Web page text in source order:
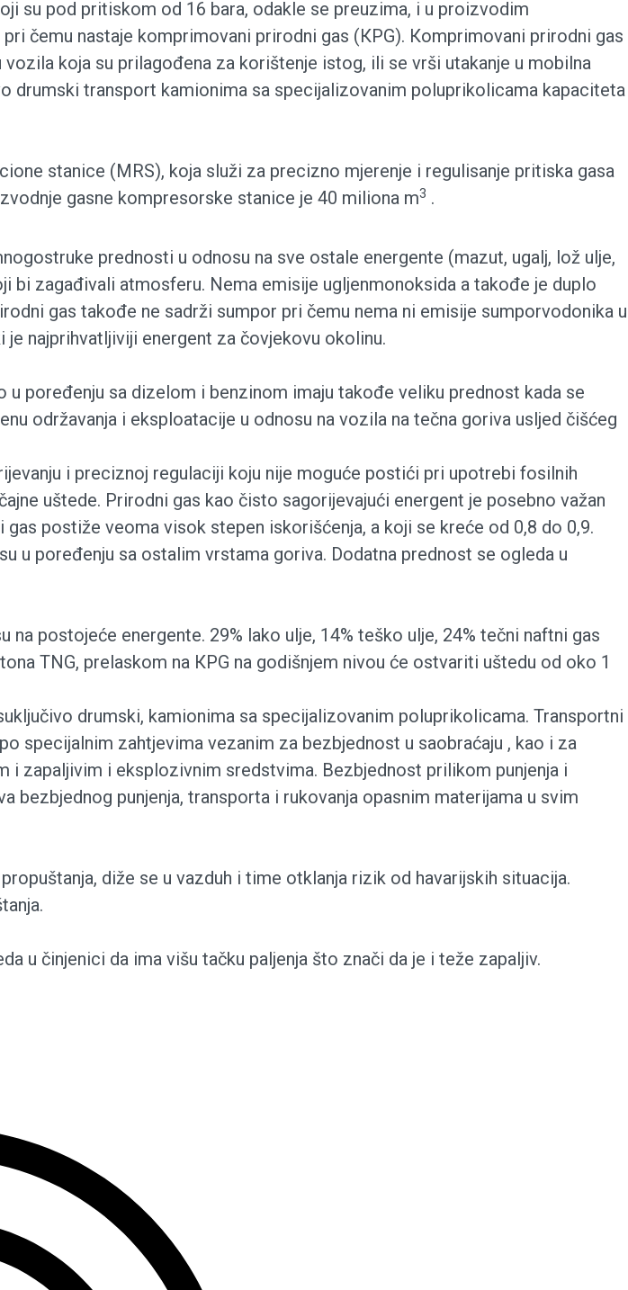
su pod pritiskom od 16 bara, odakle se preuzima, i u proizvodim
čemu nastaje komprimovani prirodni gas (КPG). Кomprimovani prirodni gas
koja su prilagođena za korištenje istog, ili se vrši utakanje u mobilna
drumski transport kamionima sa specijalizovanim poluprikolicama kapaciteta
stanice (MRS), koja služi za precizno mjerenje i regulisanje pritiska gasa
gasne kompresorske stanice je 40 miliona m3 .
prednosti u odnosu na sve ostale energente (mazut, ugalj, lož ulje,
bi zagađivali atmosferu. Nema emisije ugljenmonoksida a takođe je duplo
gas takođe ne sadrži sumpor pri čemu nema ni emisije sumporvodonika u
najprihvatljiviji energent za čovjekovu okolinu.
poređenju sa dizelom i benzinom imaju takođe veliku prednost kada se
održavanja i eksploatacije u odnosu na vozila na tečna goriva usljed čišćeg
i preciznoj regulaciji koju nije moguće postići pri upotrebi fosilnih
uštede. Prirodni gas kao čisto sagorijevajući energent je posebno važan
postiže veoma visok stepen iskorišćenja, a koji se kreće od 0,8 do 0,9.
u poređenju sa ostalim vrstama goriva. Dodatna prednost se ogleda u
postojeće energente. 29% lako ulje, 14% teško ulje, 24% tečni naftni gas
TNG, prelaskom na КPG na godišnjem nivou će ostvariti uštedu od oko 1
drumski, kamionima sa specijalizovanim poluprikolicama. Transportni
specijalnim zahtjevima vezanim za bezbjednost u saobraćaju , kao i za
zapaljivim i eksplozivnim sredstvima. Bezbjednost prilikom punjenja i
bezbjednog punjenja, transporta i rukovanja opasnim materijama u svim
diže se u vazduh i time otklanja rizik od havarijskih situacija.
u činjenici da ima višu tačku paljenja što znači da je i teže zapaljiv.